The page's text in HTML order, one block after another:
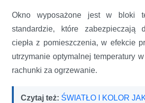
Okno wyposażone jest w bloki
standardzie, które zabezpieczają
ciepła z pomieszczenia, w efekcie
utrzymanie optymalnej temperatury
rachunki za ogrzewanie.
Czytaj też: ŚWIATŁO I KOLOR